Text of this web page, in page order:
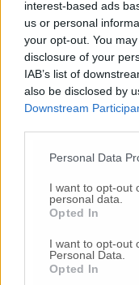
interest-based ads
us or personal
your opt-out. You
disclosure of your
IAB’s list of
also be disclosed by
Downstream
Personal Data
I want to opt-out
personal data.
Opted In
I want to opt-out
Personal Data.
Opted In
Lavoro, ecco il
«Solo così si
Confindustria
«Posizioni
Confindustria
al protocollo La
© RIPRODUZIONE